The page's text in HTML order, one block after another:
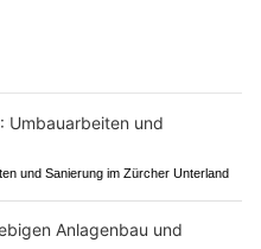
und Sanierung im Zürcher Unterland